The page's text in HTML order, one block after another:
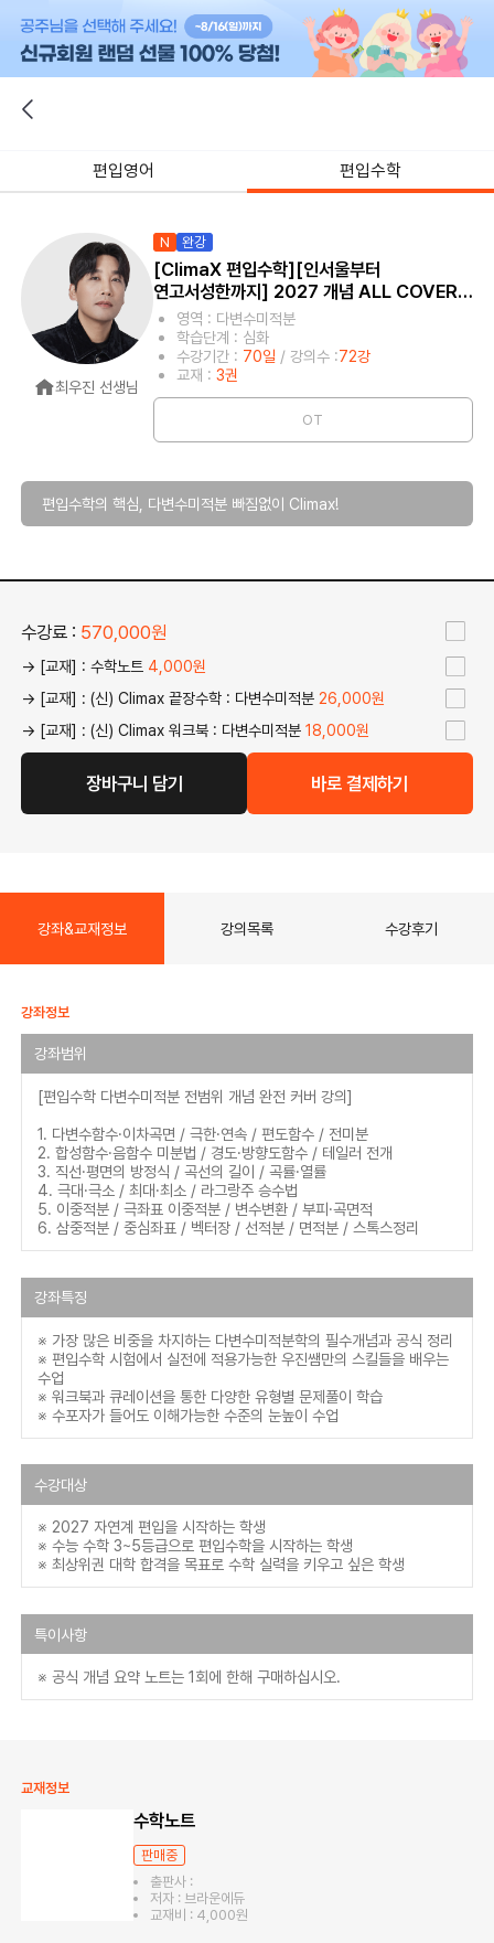
편입영어 편입수학
최우진 선생님
N 완강
[ClimaX 편입수학][인서울부터
연고서성한까지] 2027 개념 ALL COVER:
다변수미적분
영역 : 다변수미적분
학습단계 : 심화
수강기간 : 70일 / 강의수 :72강
교재 :3권
OT
편입수학의 핵심, 다변수미적분 빠짐없이 Climax!
수강료 : 570,000원
→ [교재] : 수학노트 4,000원
→ [교재] : (신) Climax 끝장수학 : 다변수미적분 26,000원
→ [교재] : (신) Climax 워크북 : 다변수미적분18,000원
장바구니 담기 바로 결제하기
강좌&교재정보 강의목록 수강후기
강좌정보
강좌범위
[편입수학 다변수미적분 전범위 개념 완전 커버 강의]
1. 다변수함수·이차곡면 / 극한·연속 / 편도함수 / 전미분
2. 합성함수·음함수 미분법 / 경도·방향도함수 / 테일러 전개
3. 직선·평면의 방정식 / 곡선의 길이 / 곡률·열률
4. 극대·극소 / 최대·최소 / 라그랑주 승수법
5. 이중적분 / 극좌표 이중적분 / 변수변환 / 부피·곡면적
6. 삼중적분 / 중심좌표 / 벡터장 / 선적분 / 면적분 / 스톡스정리
강좌특징
※ 가장 많은 비중을 차지하는 다변수미적분학의 필수개념과 공식 정리
※ 편입수학 시험에서 실전에 적용가능한 우진쌤만의 스킬들을 배우는
수업
※ 워크북과 큐레이션을 통한 다양한 유형별 문제풀이 학습
※ 수포자가 들어도 이해가능한 수준의 눈높이 수업
수강대상
※ 2027 자연계 편입을 시작하는 학생
※ 수능 수학 3~5등급으로 편입수학을 시작하는 학생
※ 최상위권 대학 합격을 목표로 수학 실력을 키우고 싶은 학생
특이사항
※ 공식 개념 요약 노트는 1회에 한해 구매하십시오.
교재정보
수학노트
판매중
출판사 :
저자 : 브라운에듀
교재비 : 4,000원